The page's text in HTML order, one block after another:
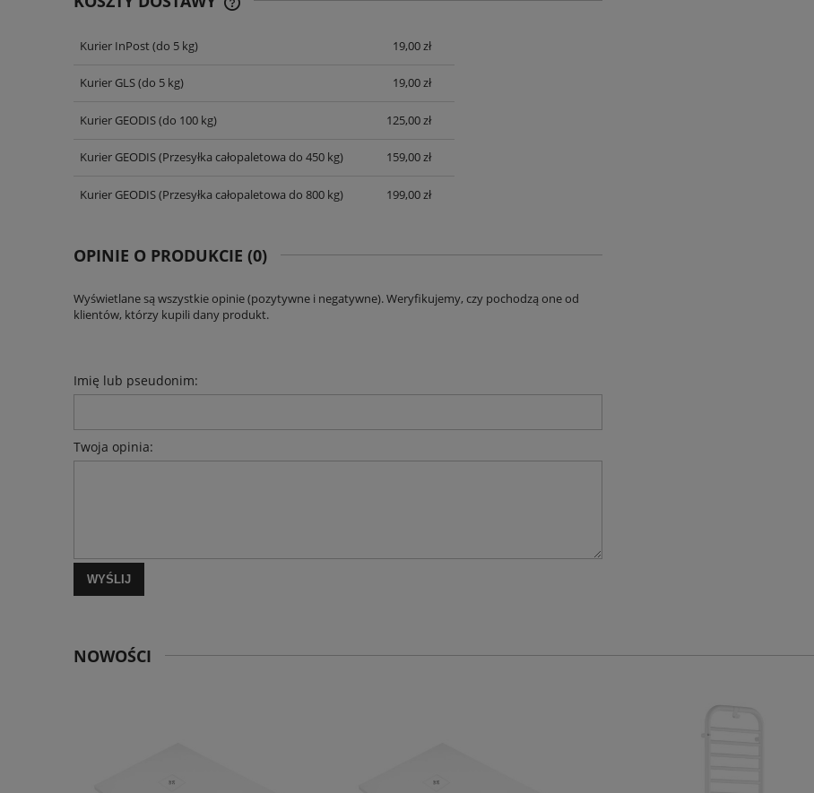
CENA NIE ZAWIERA EWENTUALNYCH
Kurier InPost(do 5 kg) 19,00 zł
Kurier GLS(do 5 kg) 19,00 zł
Kurier GEODIS(do 100 kg) 125,00 zł
Kurier GEODIS(Przesyłka całopaletowa do 450 kg) 159,00 zł
Kurier GEODIS(Przesyłka całopaletowa do 800 kg) 199,00 zł
OPINIE O PRODUKCIE (0)
Wyświetlane są wszystkie opinie (pozytywne i negatywne). Weryfikujemy, czy pochodzą one od
klientów, którzy kupili dany produkt.
Imię lub pseudonim:
Twoja opinia:
WYŚLIJ
NOWOŚCI